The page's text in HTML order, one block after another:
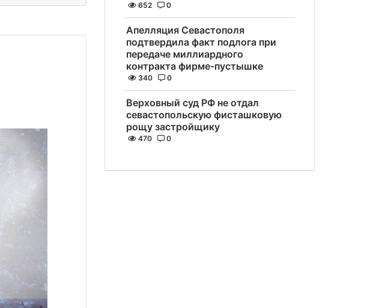
652 0
Апелляция Севастополя
подтвердила факт подлога при
передаче миллиардного
контракта фирме-пустышке
340 0
Верховный суд РФ не отдал
севастопольскую фисташковую
рощу застройщику
470 0